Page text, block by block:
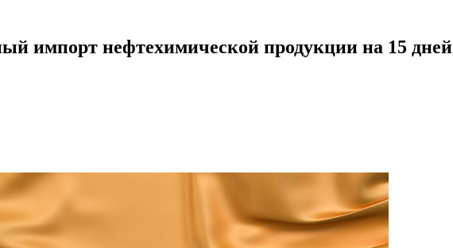
импорт нефтехимической продукции на 15 дней